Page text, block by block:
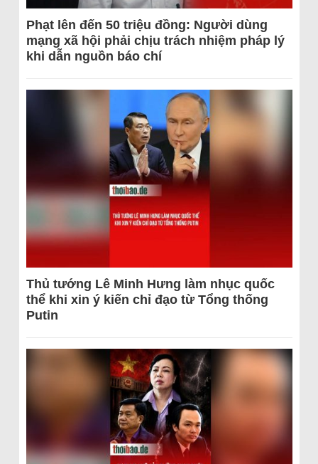
Phạt lên đến 50 triệu đồng: Người dùng
mạng xã hội phải chịu trách nhiệm pháp lý
khi dẫn nguồn báo chí
Thủ tướng Lê Minh Hưng làm nhục quốc
thể khi xin ý kiến chỉ đạo từ Tổng thống
Putin